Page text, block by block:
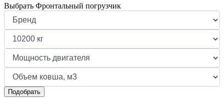
Выбрать Фронтальный погрузчик
Подобрать